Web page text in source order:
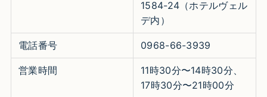
1584-24（ホテルヴェル
デ内）
電話番号 0968-66-3939
営業時間
11時30分〜14時30分、
17時30分〜21時00分